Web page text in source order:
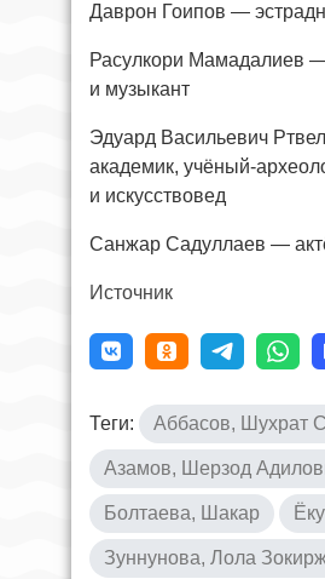
Даврон Гоипов —
Расулкори Мамадалиев
и музыкант
Эдуард Васильевич
академик, учёный-
и искусствовед
Санжар Садуллаев —
Источник
Теги: Аббасов, Шухрат
Азамов, Шерзод
Болтаева, Шакар
Зуннунова, Лола